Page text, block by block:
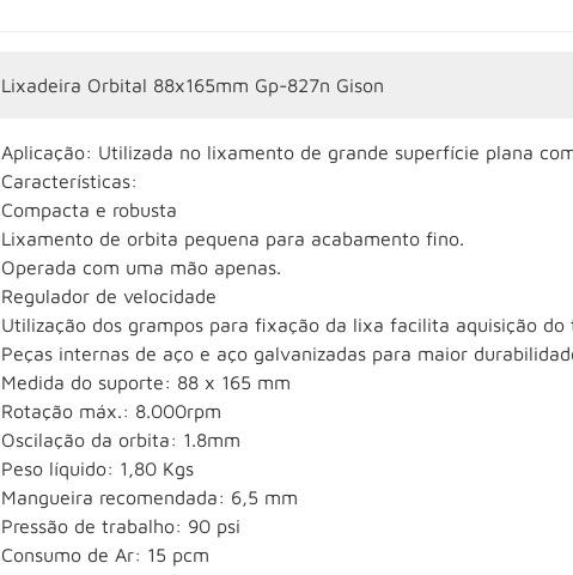
Lixadeira Orbital 88x165mm Gp-827n Gison
Aplicação: Utilizada no lixamento de grande superfície plana
Características:
Compacta e robusta
Lixamento de orbita pequena para acabamento fino.
Operada com uma mão apenas.
Regulador de velocidade
Utilização dos grampos para fixação da lixa facilita aquisição do
Peças internas de aço e aço galvanizadas para maior
Medida do suporte: 88 x 165 mm
Rotação máx.: 8.000rpm
Oscilação da orbita: 1.8mm
Peso líquido: 1,80 Kgs
Mangueira recomendada: 6,5 mm
Pressão de trabalho: 90 psi
Consumo de Ar: 15 pcm